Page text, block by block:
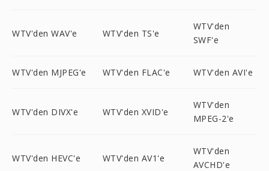
WTV'den WAV'e WTV'den TS'e
WTV'den
SWF'e
WTV'den MJPEG'e WTV'den FLAC'e WTV'den AVI'e
WTV'den DIVX'e WTV'den XVID'e
WTV'den
MPEG-2'e
WTV'den HEVC'e WTV'den AV1'e
WTV'den
AVCHD'e